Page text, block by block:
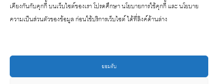
เคียงกันกับคุกกี้ บนเว็บไซต์ของเรา โปรดศึกษา นโยบายการใช้คุกกี้ และ นโยบาย
ความเป็นส่วนตัวของข้อมูล ก่อนใช้บริการเว็บไซต์ ได้ที่ลิงค์ด้านล่าง
ยอมรับ
ของตกแต่งบ้าน
แขวงวัด ท่าพระ
เขตบางกอกใหญ่
Phone: 064-
2477677